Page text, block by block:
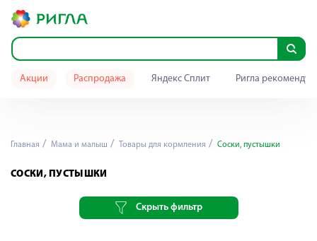
Акции Распродажа Яндекс Сплит Ригла
Главная Мама и малыш Товары для кормления Cоски, пустышки
CОСКИ, ПУСТЫШКИ
Скрыть фильтр